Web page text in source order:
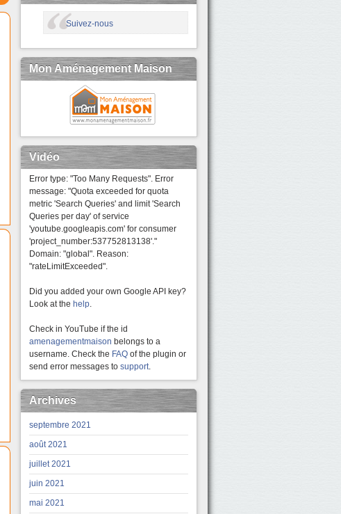
Suivez-nous
Mon Aménagement Maison
Vidéo
Error type: "Too Many Requests". Error
message: "Quota exceeded for quota
metric 'Search Queries' and limit 'Search
Queries per day' of service
'youtube.googleapis.com' for consumer
'project_number:537752813138'."
Domain: "global". Reason:
"rateLimitExceeded".
Did you added your own Google API key?
Look at the help.
Check in YouTube if the id
amenagementmaison belongs to a
username. Check the FAQ of the plugin or
send error messages to support.
Archives
septembre 2021
août 2021
juillet 2021
juin 2021
mai 2021